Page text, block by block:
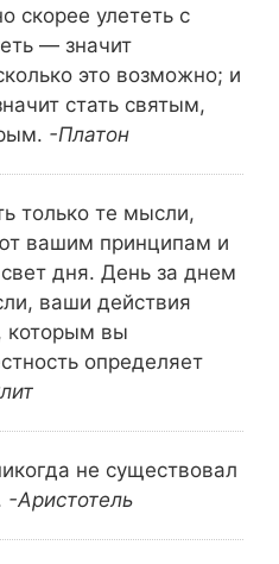
улететь с
— значит
это возможно; и
стать святым,
-Платон
только те мысли,
вашим принципам и
дня. День за днем
ваши действия
которым вы
определяет
не существовал
-Аристотель